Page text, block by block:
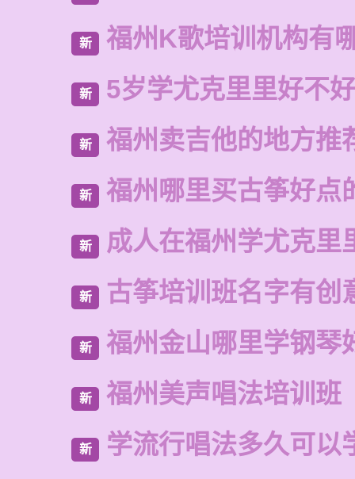
新 福州K歌培训机构有
新 5岁学尤克里里好不好
新 福州卖吉他的地方推
新 福州哪里买古筝好点
新 成人在福州学尤克里
新 古筝培训班名字有创
新 福州金山哪里学钢琴
新 福州美声唱法培训班
新 学流行唱法多久可以